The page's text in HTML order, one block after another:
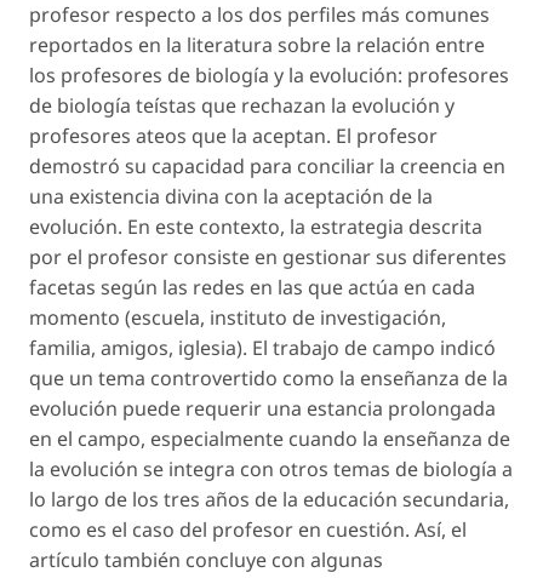
profesor respecto a los dos perfiles más comunes
reportados en la literatura sobre la relación entre
los profesores de biología y la evolución: profesores
de biología teístas que rechazan la evolución y
profesores ateos que la aceptan. El profesor
demostró su capacidad para conciliar la creencia en
una existencia divina con la aceptación de la
evolución. En este contexto, la estrategia descrita
por el profesor consiste en gestionar sus diferentes
facetas según las redes en las que actúa en cada
momento (escuela, instituto de investigación,
familia, amigos, iglesia). El trabajo de campo indicó
que un tema controvertido como la enseñanza de la
evolución puede requerir una estancia prolongada
en el campo, especialmente cuando la enseñanza de
la evolución se integra con otros temas de biología a
lo largo de los tres años de la educación secundaria,
como es el caso del profesor en cuestión. Así, el
artículo también concluye con algunas